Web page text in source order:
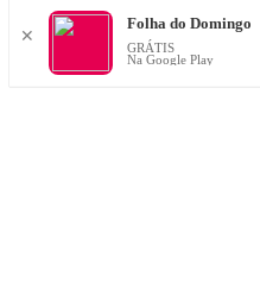
✕
Folha do Domingo
GRÁTIS
Na Google Play